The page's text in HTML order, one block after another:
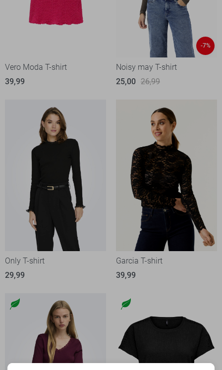
Vero Moda T-shirt
39,99
-7%
Noisy may T-shirt
25,00 26,99
Only T-shirt
29,99
Garcia T-shirt
39,99